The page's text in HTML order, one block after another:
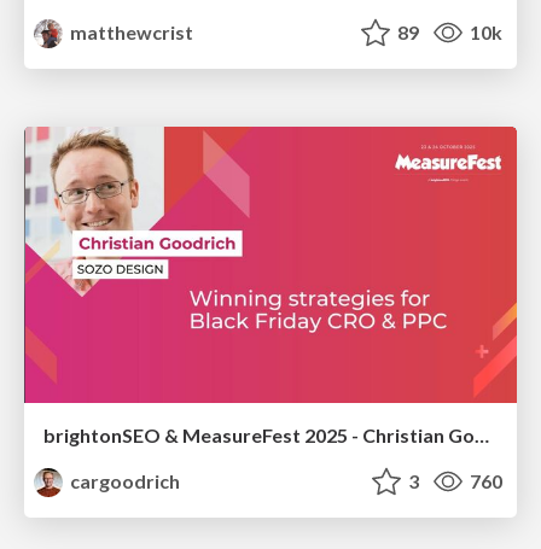
matthewcrist
89 10k
brightonSEO & MeasureFest 2025 - Christian Goodrich - Winning strategies for Black Friday CRO & PPC
cargoodrich
3 760